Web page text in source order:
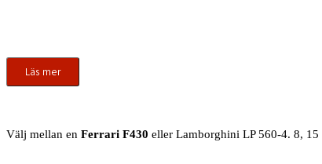
Läs mer
Välj mellan en Ferrari F430 eller Lamborghini LP 560-4. 8,